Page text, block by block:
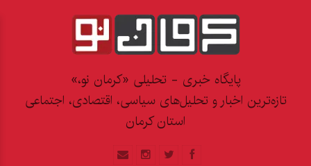
پایگاه خبری - تحلیلی «کرمان نو،»
تازه‌ترین اخبار و تحلیل‌های سیاسی، اقتصادی، اجتماعی
استان کرمان